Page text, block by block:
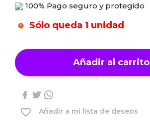
100% Pago seguro y protegido
Sólo queda 1 unidad
Añadir al carrito
favorite_border Añadir a mi lista de deseos